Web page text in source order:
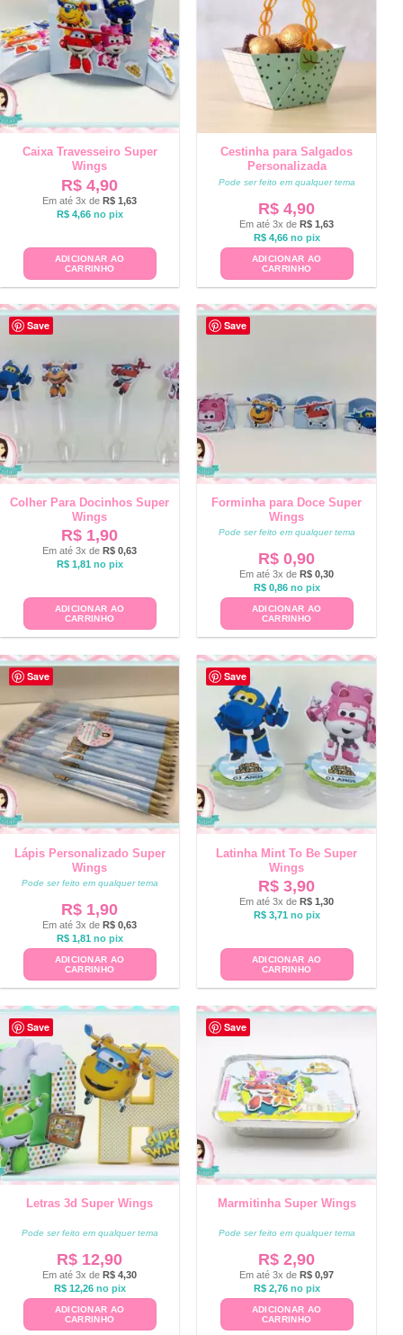
Caixa Travesseiro Super
Wings
R$ 4,90
Em até 3x de R$ 1,63
R$4,66 no pix
ADICIONAR AO
CARRINHO
Cestinha para Salgados
Personalizada
Pode ser feito em qualquer tema
R$ 4,90
Em até 3x de R$ 1,63
R$4,66 no pix
ADICIONAR AO
CARRINHO
Save
Colher Para Docinhos Super
Wings
R$ 1,90
Em até 3x de R$ 0,63
R$1,81 no pix
ADICIONAR AO
CARRINHO
Save
Forminha para Doce Super
Wings
Pode ser feito em qualquer tema
R$ 0,90
Em até 3x de R$ 0,30
R$0,86 no pix
ADICIONAR AO
CARRINHO
Save
Lápis Personalizado Super
Wings
Pode ser feito em qualquer tema
R$ 1,90
Em até 3x de R$ 0,63
R$1,81 no pix
ADICIONAR AO
CARRINHO
Save
Latinha Mint To Be Super
Wings
R$ 3,90
Em até 3x de R$ 1,30
R$3,71 no pix
ADICIONAR AO
CARRINHO
Save
Letras 3d Super Wings
Pode ser feito em qualquer tema
R$ 12,90
Em até 3x de R$ 4,30
R$12,26 no pix
ADICIONAR AO
CARRINHO
Save
Marmitinha Super Wings
Pode ser feito em qualquer tema
R$ 2,90
Em até 3x de R$ 0,97
R$2,76 no pix
ADICIONAR AO
CARRINHO